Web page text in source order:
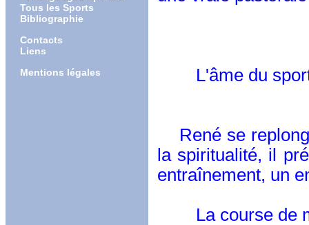
Tous les Sports
Bibliographie
Contacts
Liens
Mentions légales
L'âme du sport
René se
la spiritualité, il
entraînement, un
La course de